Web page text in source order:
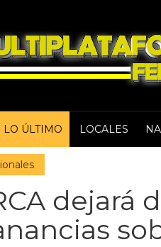
LO ÚLTIMO LOCALES
dejará